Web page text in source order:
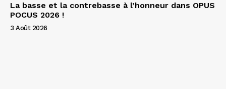
La basse et la contrebasse à l’honneur dans OPUS
POCUS 2026 !
3 Août 2026